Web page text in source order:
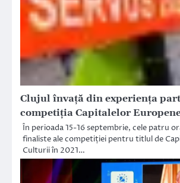
Clujul învaţă din experienţa
competiţia Capitalelor
În perioada 15-16 septembrie, cele patru
finaliste ale competiției pentru titlul de
Culturii în 2021…